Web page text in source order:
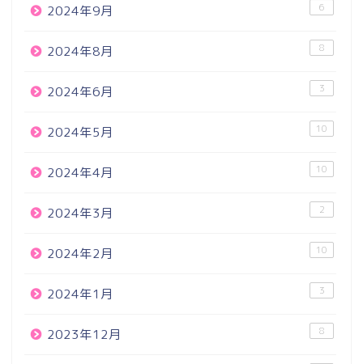
2024年9月 6
2024年8月 8
2024年6月 3
2024年5月 10
2024年4月 10
2024年3月 2
2024年2月 10
2024年1月 3
2023年12月 8